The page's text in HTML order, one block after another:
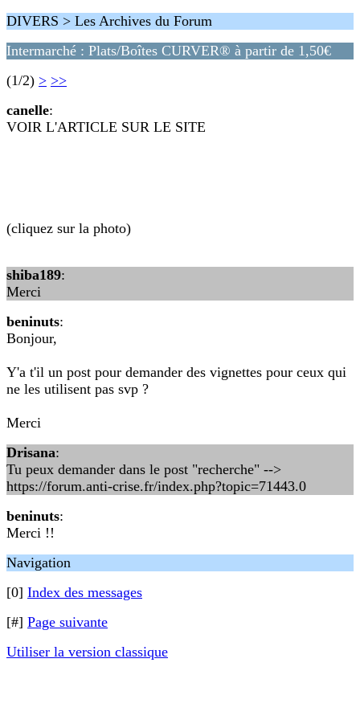
DIVERS > Les Archives du Forum
Intermarché : Plats/Boîtes CURVER® à partir de 1,50€
(1/2) > >>
canelle:
VOIR L'ARTICLE SUR LE SITE
(cliquez sur la photo)
shiba189:
Merci
beninuts:
Bonjour,
Y'a t'il un post pour demander des vignettes pour ceux qui
ne les utilisent pas svp ?
Merci
Drisana:
Tu peux demander dans le post "recherche" -->
https://forum.anti-crise.fr/index.php?topic=71443.0
beninuts:
Merci !!
Navigation
[0] Index des messages
[#] Page suivante
Utiliser la version classique